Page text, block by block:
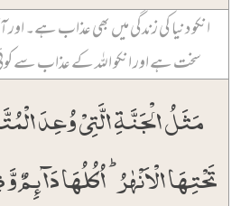
انکو دنیا کی زندگی میں بھی عذاب ہے۔
سخت ہے اور انکو اللہ کے عذاب سے
مَثَلُ الۡجَنَّۃِ الَّتِیۡ وُعِدَ
تَحۡتِہَا الۡاَنۡہٰرُ ؕ اُکُلُہَا